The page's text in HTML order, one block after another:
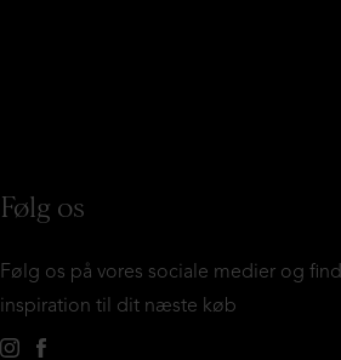
Følg os
Følg os på vores sociale medier og find
inspiration til dit næste køb